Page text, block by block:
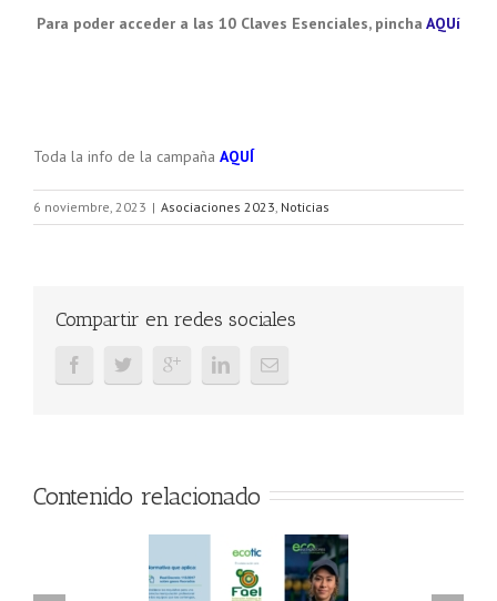
Para poder acceder a las 10 Claves Esenciales, pincha AQUí
Toda la info de la campaña AQUÍ
6 noviembre, 2023 | Asociaciones 2023 Noticias
Compartir en redes sociales
Contenido relacionado